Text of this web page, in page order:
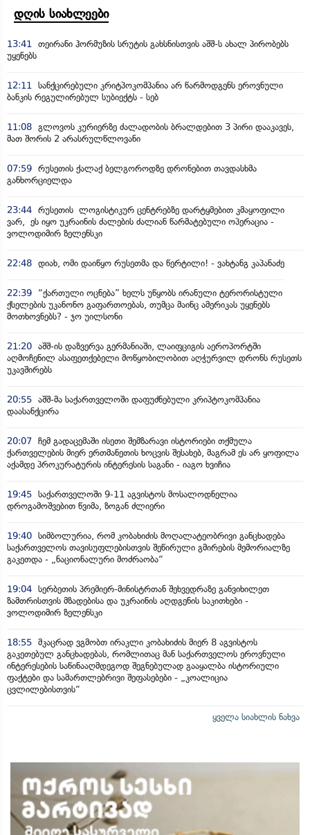
დღის სიახლეები
13:41
თეირანი ჰორმუზის სრუტის გახსნისთვის აშშ-ს ახალ პირობებს
უყენებს
12:11
სანქცირებული კრიტპოკომპანია არ წარმოდგენს ეროვნული
ბანკის რეგულირებულ სუბიექტს - სებ
11:08 გლოვოს კურიერზე ძალადობის ბრალდებით 3 პირი დააკავეს,
მათ შორის 2 არასრულწლოვანი
07:59 რუსეთის ქალაქ ბელგოროდზე დრონებით თავდასხმა
განხორციელდა
23:44 რუსეთის ლოგისტიკურ ცენტრებზე დარტყმებით კმაყოფილი
ვარ, ეს იყო უკრაინის ძალების ძალიან წარმატებული ოპერაცია -
ვოლოდიმირ ზელენსკი
22:48 დიახ, ომი დაიწყო რუსეთმა და წერტილი! - ვახტანგ კაპანაძე
22:39
“ქართული ოცნება” ხელს უწყობს ირანული ტერორისტული
ქსელების უკანონო გაფართოებას, თუმცა მაინც ამერიკას უყენებს
მოთხოვნებს? - ჯო უილსონი
21:20 აშშ-ის დაზვერვა გერმანიაში, ლაიფციგის აეროპორტში
აღმოჩენილ ასაფეთქებელი მოწყობილობით აღჭურვილ დრონს რუსეთს
უკავშირებს
20:55 აშშ-მა საქართველოში დაფუძნებული კრიპტოკომპანია
დაასანქცირა
20:07 ჩემ გადაცემაში ისეთი შემზარავი ისტორიები თქმულა
ქართველების მიერ ერთმანეთის ხოცვის შესახებ, მაგრამ ეს არ ყოფილა
აქამდე პროკურატურის ინტერესის საგანი - იაგო ხვიჩია
19:45 საქართველოში 9-11 აგვისტოს მოსალოდნელია
დროგამოშვებით წვიმა, ზოგან ძლიერი
19:40 სიმბოლურია, რომ კობახიძის მოღალატეობრივი განცხადება
საქართველოს თავისუფლებისთვის შეწირული გმირების მემორიალზე
გაკეთდა - „ნაციონალური მოძრაობა“
19:04 სერბეთის პრემიერ-მინისტრთან შეხვედრაზე განვიხილეთ
ზამთრისთვის მზადებისა და უკრაინის აღდგენის საკითხები -
ვოლოდიმირ ზელენსკი
18:55 მკაცრად ვგმობთ ირაკლი კობახიძის მიერ 8 აგვისტოს
გაკეთებულ განცხადებას, რომლითაც მან საქართველოს ეროვნული
ინტერესების საწინააღმდეგოდ შეგნებულად გააყალბა ისტორიული
ფაქტები და სამართლებრივი შეფასებები - „კოალიცია
ცვლილებისთვის“
ყველა სიახლის ნახვა